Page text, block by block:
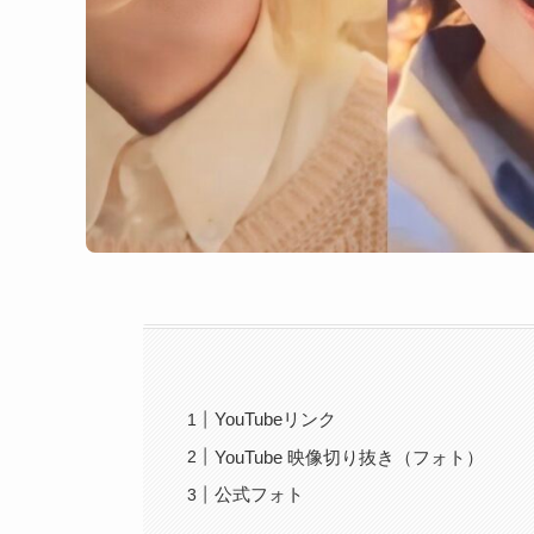
YouTubeリンク
YouTube 映像切り抜き（フォト）
公式フォト